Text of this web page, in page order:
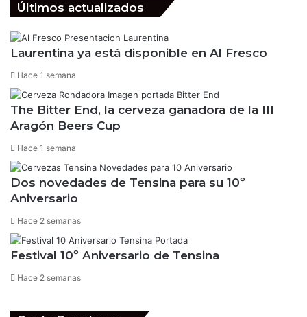
Últimos actualizados
Laurentina ya está disponible en Al Fresco
Hace 1 semana
The Bitter End, la cerveza ganadora de la III
Aragón Beers Cup
Hace 1 semana
Dos novedades de Tensina para su 10º
Aniversario
Hace 2 semanas
Festival 10º Aniversario de Tensina
Hace 2 semanas